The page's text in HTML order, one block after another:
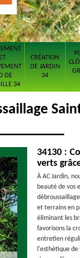
ET
DE
34
CRÉATION
DE JARDIN
34
34130 :
verts
À AC Jardin,
beauté de vos
et terrains en
éliminant les
favorisons la
entretien
l'esthétique de